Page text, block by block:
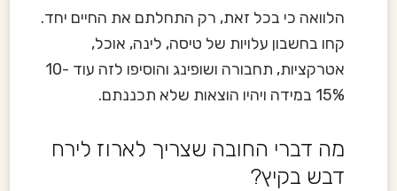
הלוואה כי בכל זאת, רק התחלתם את החיים יחד.
קחו בחשבון עלויות של טיסה, לינה, אוכל,
אטרקציות, תחבורה ושופינג והוסיפו לזה עוד 10-
15% במידה ויהיו הוצאות שלא תכננתם.
מה דברי החובה שצריך לארוז לירח
דבש בקיץ?